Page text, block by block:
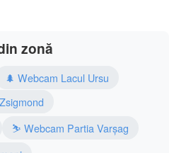
zonă
🌲 Webcam Lacul Ursu
⛷️ Webcam Partia Varşag